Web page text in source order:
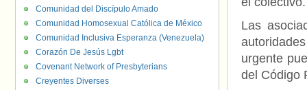
Las
urgente
del Código
Comunidad del Discípulo Amado
Comunidad Homosexual Católica de México
Comunidad Inclusiva Esperanza (Venezuela)
Corazón De Jesús Lgbt
Covenant Network of Presbyterians
Creyentes Diverses